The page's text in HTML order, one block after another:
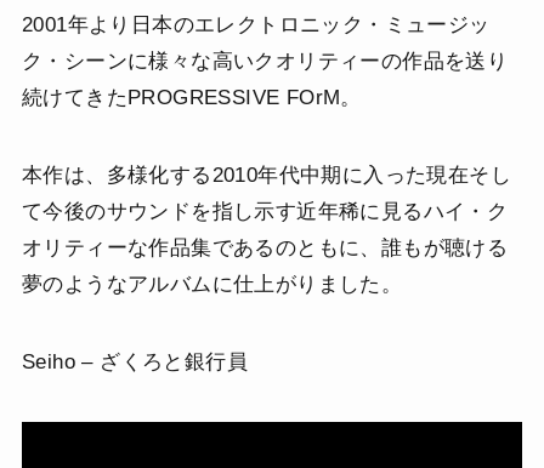
2001年より日本のエレクトロニック・ミュージッ
ク・シーンに様々な高いクオリティーの作品を送り
続けてきたPROGRESSIVE FOrM。
本作は、多様化する2010年代中期に入った現在そし
て今後のサウンドを指し示す近年稀に見るハイ・ク
オリティーな作品集であるのともに、誰もが聴ける
夢のようなアルバムに仕上がりました。
Seiho – ざくろと銀行員